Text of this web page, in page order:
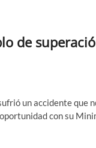
de
un accidente que
con su